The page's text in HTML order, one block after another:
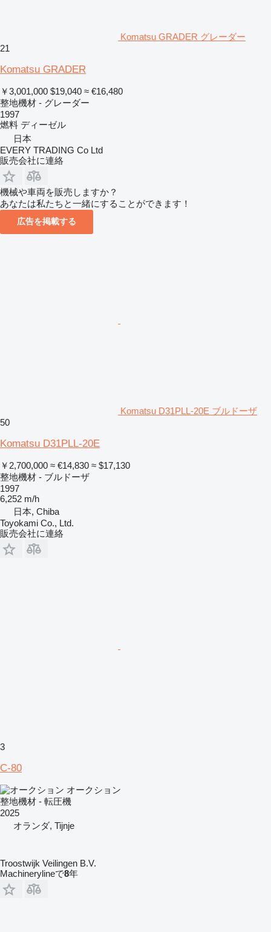
Komatsu GRADER グレーダー
21
Komatsu GRADER
￥3,001,000 $19,040 ≈ €16,480
整地機材 - グレーダー
1997
燃料 ディーゼル
日本
EVERY TRADING Co Ltd
販売会社に連絡
機械や車両を販売しますか？
あなたは私たちと一緒にすることができます！
広告を掲載する
Komatsu D31PLL-20E ブルドーザ
50
Komatsu D31PLL-20E
￥2,700,000 ≈ €14,830 ≈ $17,130
整地機材 - ブルドーザ
1997
6,252 m/h
日本, Chiba
Toyokami Co., Ltd.
販売会社に連絡
3
C-80
オークション
整地機材 - 転圧機
2025
オランダ, Tijnje
Troostwijk Veilingen B.V.
Machinerylineで8年